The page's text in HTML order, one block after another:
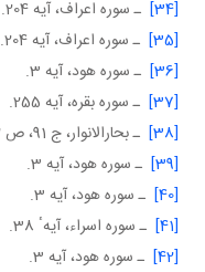
[34]
ـ سوره اعراف، آيه 204.
[35]
ـ سوره اعراف، آيه 204.
[36]
ـ سوره هود، آيه 3.
[37]
ـ سوره بقره، آيه 255.
[38]
ـ بحارالانوار، ج 91، ص 142.
[39]
ـ سوره هود، آيه 3.
[40]
ـ سوره هود، آيه 3.
[41]
ـ سوره اسراء، آيهٴ 38.
[42]
ـ سوره هود، آيه 3.